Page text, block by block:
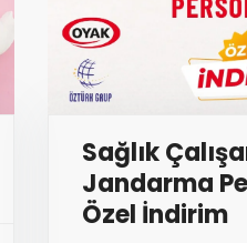
Sağlık
Jandarma
Özel İndirim